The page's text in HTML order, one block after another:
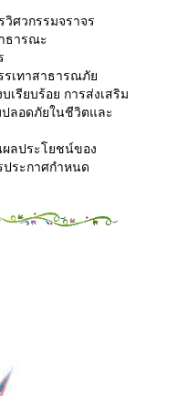
รรมจราจร
รณะ
สาธารณภัย
อย การส่งเสริม
ลอดภัยในชีวิตและ
ะโยชน์ของ
ระกาศกําหนด